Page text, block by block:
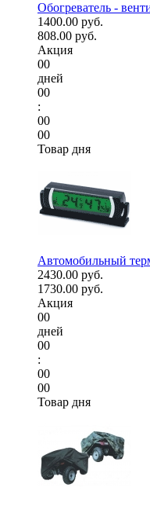
Обогреватель -
1400.00 руб.
808.00 руб.
Акция
00
дней
00
:
00
00
Товар дня
Автомобильный
2430.00 руб.
1730.00 руб.
Акция
00
дней
00
:
00
00
Товар дня